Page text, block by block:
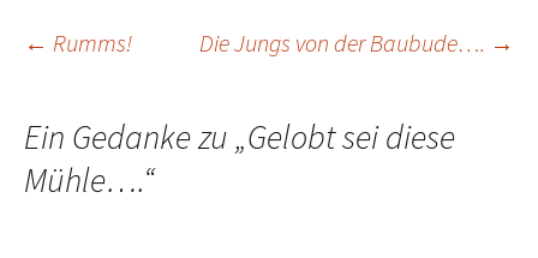
Beitrags-
Navigation
← Rumms! Die Jungs von der Baubude…. →
Ein Gedanke zu „Gelobt sei diese
Mühle….“